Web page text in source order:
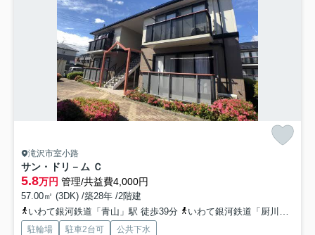
滝沢市室小路
サン・ドリ－ム Ｃ
5.8万円 管理/共益費4,000円
57.00㎡ (3DK) /築28年 /2階建
いわて銀河鉄道「青山」駅 徒歩39分
いわて銀河鉄道「厨川」駅 徒歩48分
駐輪場 駐車2台可 公共下水